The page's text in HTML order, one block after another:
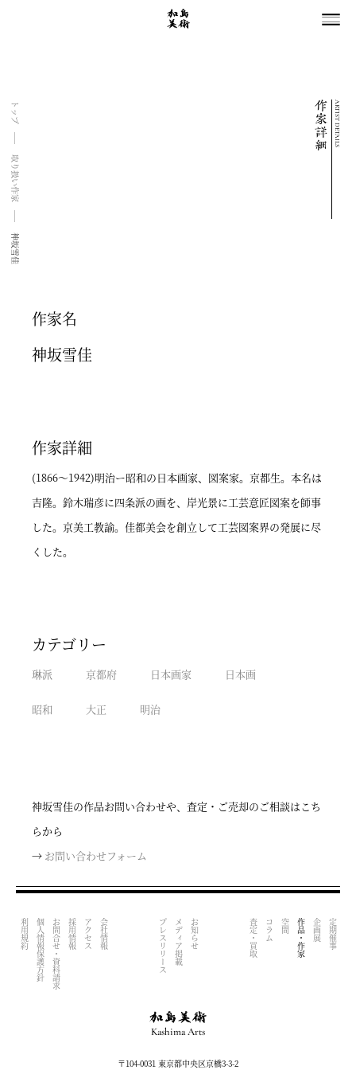
トップ
取り扱い作家
神坂雪佳
ARTIST DETAILS
作家名
神坂雪佳
作家詳細
(1866～1942)明治ー昭和の日本画家、図案家。京都生。本名は
吉隆。鈴木瑞彦に四条派の画を、岸光景に工芸意匠図案を師事
した。京美工教諭。佳都美会を創立して工芸図案界の発展に尽
くした。
カテゴリー
琳派 京都府 日本画家 日本画
昭和 大正 明治
神坂雪佳の作品お問い合わせや、査定・ご売却のご相談はこち
らから
→ お問い合わせフォーム
定期催事
企画展
作品・作家
空間
コラム
査定・買取
お知らせ
メディア掲載
プレスリリース
会社情報
アクセス
採用情報
お問合せ・資料請求
個人情報保護方針
利用規約
Kashima Arts
〒104-0031 東京都中央区京橋3-3-2